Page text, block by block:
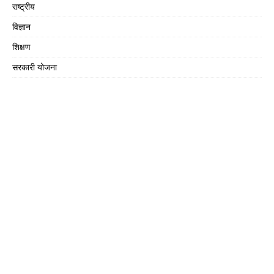
राष्ट्रीय
विज्ञान
शिक्षण
सरकारी योजना